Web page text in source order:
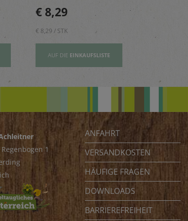
Vitamin E und wertovllen
Omega-3-Fettsäuren
€ 8,29
€ 8,29 / STK
AUF DIE EINKAUFSLISTE
1
ANFAHRT
VERSANDKOSTEN
HÄUFIGE FRAGEN
DOWNLOADS
BARRIEREFREIHEIT